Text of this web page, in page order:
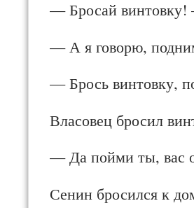
— Бросай
— А я говорю,
— Брось винтовку,
Власовец бросил
— Да пойми ты, вас
Сенин бросился к